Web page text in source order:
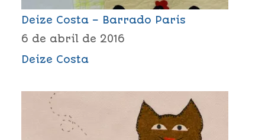
Deize Costa – Barrado Paris
6 de abril de 2016
Deize Costa